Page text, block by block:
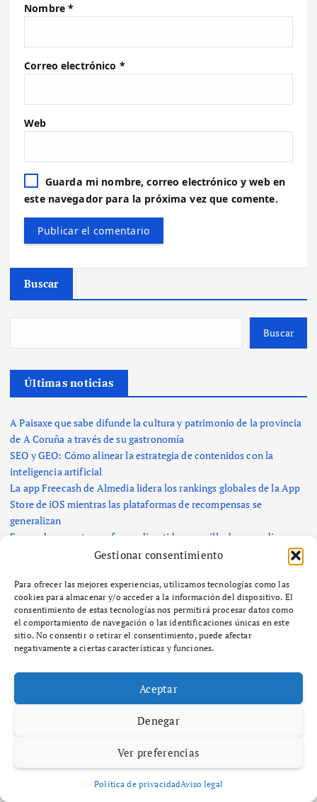
Gestionar consentimiento
Para ofrecer las mejores experiencias, utilizamos tecnologías como las
cookies para almacenar y/o acceder a la información del dispositivo. El
consentimiento de estas tecnologías nos permitirá procesar datos como
el comportamiento de navegación o las identificaciones únicas en este
sitio. No consentir o retirar el consentimiento, puede afectar
negativamente a ciertas características y funciones.
Aceptar
Denegar
Ver preferencias
Política de privacidadAviso legal
Nombre*
Correo electrónico *
Web
Guarda mi nombre, correo electrónico y web en
este navegador para la próxima vez que comente.
Buscar
Buscar
Últimas noticias
A Paisaxe que sabe difunde la cultura y patrimonio de la provincia
de A Coruña a través de su gastronomía
SEO y GEO: Cómo alinear la estrategia de contenidos con la
inteligencia artificial
La app Freecash de Almedia lidera los rankings globales de la App
Store de iOS mientras las plataformas de recompensas se
generalizan
Freecash presenta una forma divertida y sencilla de ganar dinero
viendo vídeos de YouTube
comunidad?
Comentarios recientes
Comercio, Empresa y Negocios
Diccionario
Economía, Hacienda e Impuestos